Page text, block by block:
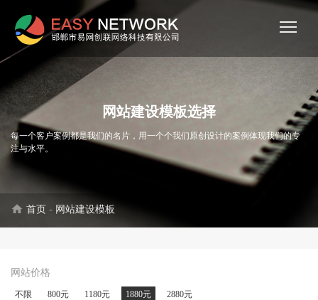
网站建设模板选择
每一个客户案例都是我们的名片，用一个个我们原创设计的案例体现我们的专
注与水平。
home 首页 - 网站建设模板
网站价格
不限 800元 1180元 1880元 2880元